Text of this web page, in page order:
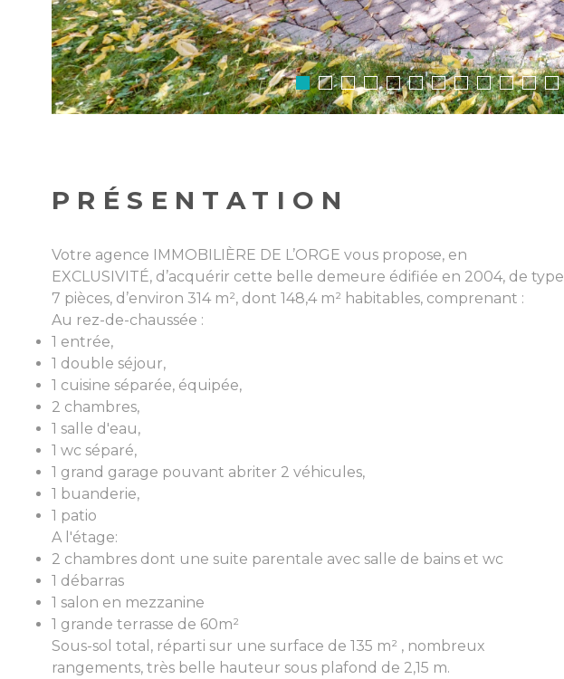
PRÉSENTATION
Votre agence IMMOBILIÈRE DE L’ORGE vous propose, en
EXCLUSIVITÉ, d’acquérir cette belle demeure édifiée en 2004, de type
7 pièces, d’environ 314 m², dont 148,4 m² habitables, comprenant :
Au rez-de-chaussée :
1 entrée,
1 double séjour,
1 cuisine séparée, équipée,
2 chambres,
1 salle d'eau,
1 wc séparé,
1 grand garage pouvant abriter 2 véhicules,
1 buanderie,
1 patio
A l'étage:
2 chambres dont une suite parentale avec salle de bains et wc
1 débarras
1 salon en mezzanine
1 grande terrasse de 60m²
Sous-sol total, réparti sur une surface de 135 m² , nombreux
rangements, très belle hauteur sous plafond de 2,15 m.